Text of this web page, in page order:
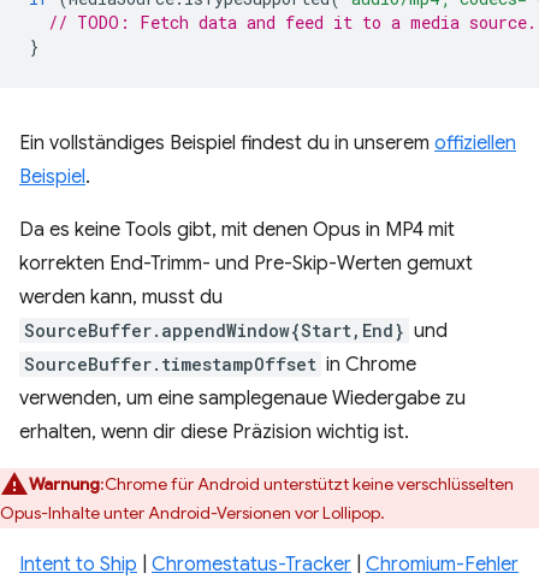
// TODO: Fetch data and feed it to a media source.
}
Ein vollständiges Beispiel findest du in unserem offiziellen
Beispiel.
Da es keine Tools gibt, mit denen Opus in MP4 mit
korrekten End-Trimm- und Pre-Skip-Werten gemuxt
werden kann, musst du
SourceBuffer.appendWindow{Start,End} und
SourceBuffer.timestampOffset in Chrome
verwenden, um eine samplegenaue Wiedergabe zu
erhalten, wenn dir diese Präzision wichtig ist.
Warnung:Chrome für Android unterstützt keine verschlüsselten
Opus-Inhalte unter Android-Versionen vor Lollipop.
Intent to Ship Chromestatus-Tracker Chromium-Fehler